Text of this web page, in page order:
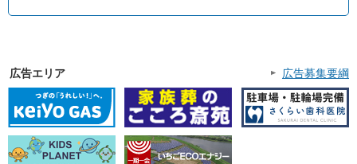
広告エリア 広告募集要綱